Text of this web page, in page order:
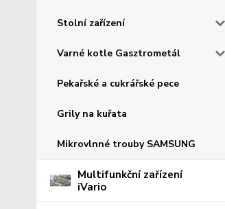
Stolní zařízení
Varné kotle Gasztrometál
Pekařské a cukrářské pece
Grily na kuřata
Mikrovlnné trouby SAMSUNG
Multifunkční zařízení
iVario